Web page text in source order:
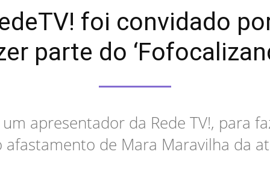
foi convidado
parte do
apresentador da Rede TV!, para
de Mara Maravilha da